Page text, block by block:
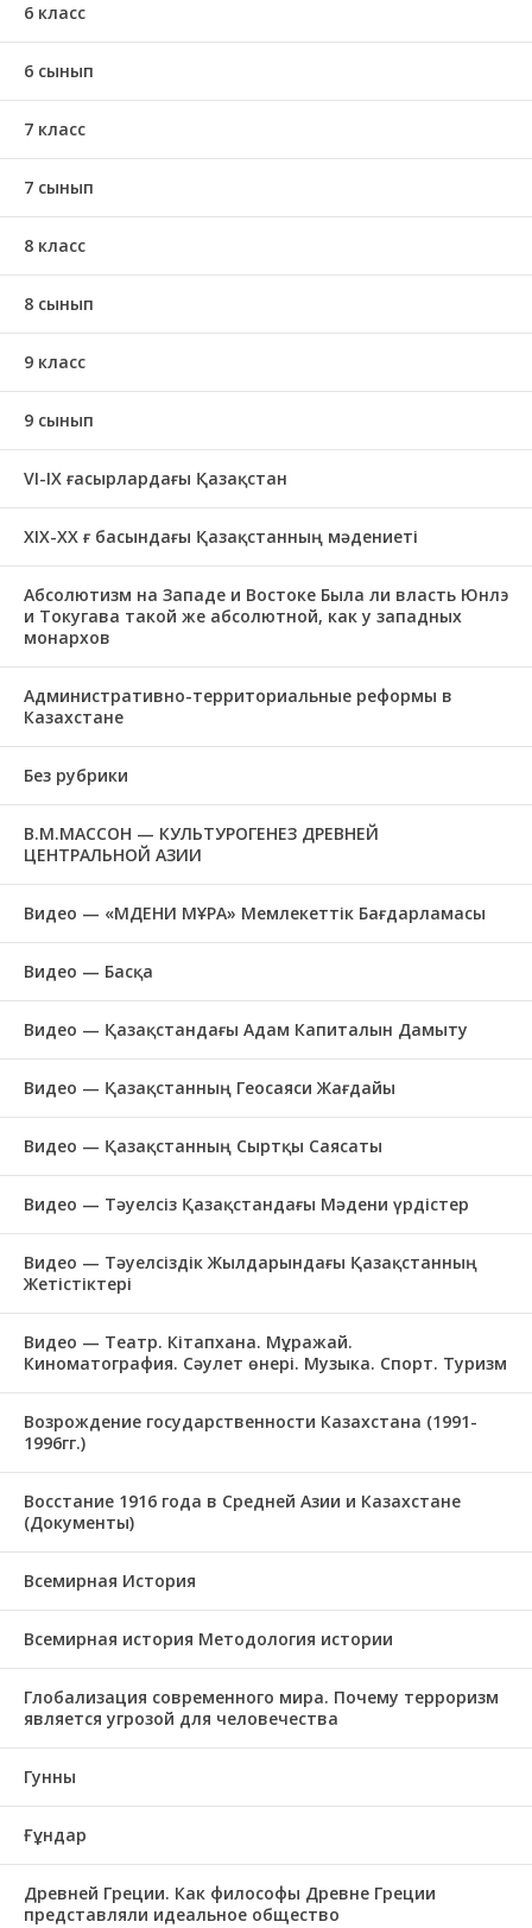
6 класс
6 сынып
7 класс
7 сынып
8 класс
8 сынып
9 класс
9 сынып
VI-IX ғасырлардағы Қазақстан
XIХ-XX ғ басындағы Қазақстанның мәдениеті
Абсолютизм на Западе и Востоке Была ли власть Юнлэ
и Токугава такой же абсолютной, как у западных
монархов
Административно-территориальные реформы в
Казахстане
Без рубрики
В.М.МАССОН — КУЛЬТУРОГЕНЕЗ ДРЕВНЕЙ
ЦЕНТРАЛЬНОЙ АЗИИ
Видео — «МӘДЕНИ МҰРА» Мемлекеттік Бағдарламасы
Видео — Басқа
Видео — Қазақстандағы Адам Капиталын Дамыту
Видео — Қазақстанның Геосаяси Жағдайы
Видео — Қазақстанның Сыртқы Саясаты
Видео — Тәуелсіз Қазақстандағы Мәдени үрдістер
Видео — Тәуелсіздік Жылдарындағы Қазақстанның
Жетістіктері
Видео — Театр. Кітапхана. Мұражай.
Киноматография. Сәулет өнері. Музыка. Спорт. Туризм
Возрождение государственности Казахстана (1991-
1996гг.)
Восстание 1916 года в Средней Азии и Казахстане
(Документы)
Всемирная История
Всемирная история Методология истории
Глобализация современного мира. Почему терроризм
является угрозой для человечества
Гунны
Ғұндар
Древней Греции. Как философы Древне Греции
представляли идеальное общество